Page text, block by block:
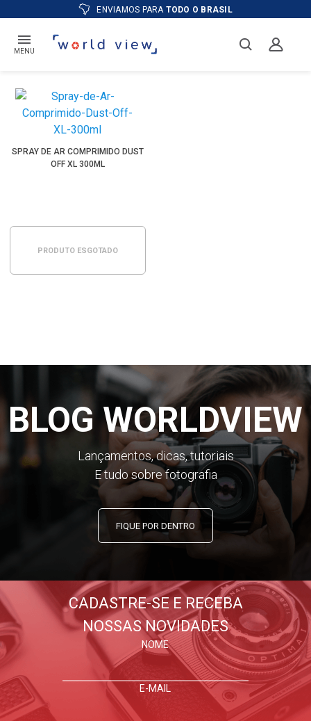
ENVIAMOS PARA TODO O BRASIL
MENU
SPRAY DE AR COMPRIMIDO DUST
OFF XL 300ML
PRODUTO ESGOTADO
BLOG WORLDVIEW
Lançamentos, dicas, tutoriais
E tudo sobre fotografia
FIQUE POR DENTRO
CADASTRE-SE E RECEBA
NOSSAS NOVIDADES
NOME
E-MAIL